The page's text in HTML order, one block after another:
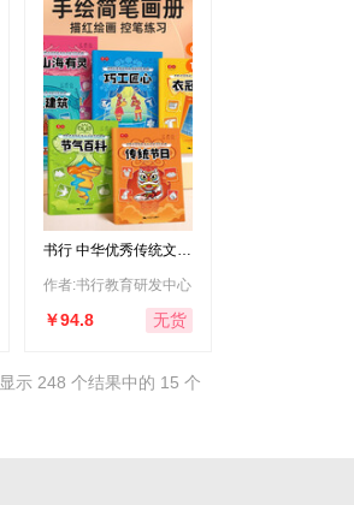
书行 中华优秀传统文化
多样绘画文化学习临摹
控笔【全套6本】
作者:书行教育研发中心
￥94.8 无货
显示 248 个结果中的 15 个